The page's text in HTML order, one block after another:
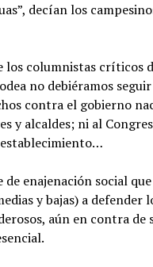
decían los
los columnistas críticos
no debiéramos seguir
contra el gobierno
y alcaldes; ni al
de enajenación social
y bajas) a defender
aún en contra de